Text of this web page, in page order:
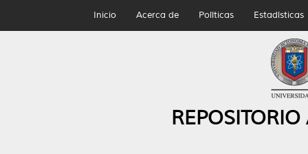
Inicio Acerca de Políticas Estadísticas